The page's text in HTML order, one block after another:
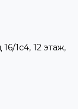
1с4, 12 этаж,